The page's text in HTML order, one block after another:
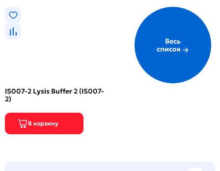
IS007-2 Lysis Buffer 2 (IS007-
2)
Весь
список